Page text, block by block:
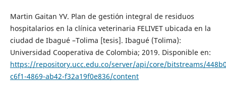
Martin Gaitan YV. Plan de gestión integral de residuos
hospitalarios en la clínica veterinaria FELIVET ubicada en la
ciudad de Ibagué –Tolima [tesis]. Ibagué (Tolima):
Universidad Cooperativa de Colombia; 2019. Disponible en:
https://repository.ucc.edu.co/server/api/core/bitstreams/
c6f1-4869-ab42-f32a19f0e836/content